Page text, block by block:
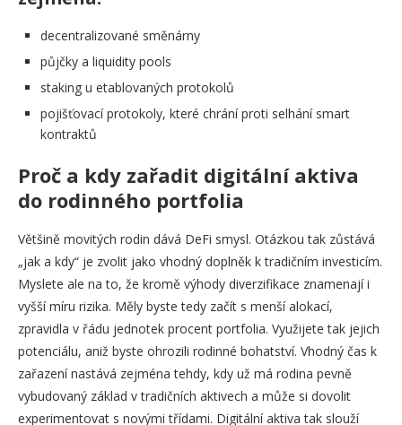
decentralizované směnárny
půjčky a liquidity pools
staking u etablovaných protokolů
pojišťovací protokoly, které chrání proti selhání smart
kontraktů
Proč a kdy zařadit digitální aktiva
do rodinného portfolia
Většině movitých rodin dává DeFi smysl. Otázkou tak zůstává
„jak a kdy“ je zvolit jako vhodný doplněk k tradičním investicím.
Myslete ale na to, že kromě výhody diverzifikace znamenají i
vyšší míru rizika. Měly byste tedy začít s menší alokací,
zpravidla v řádu jednotek procent portfolia. Využijete tak jejich
potenciálu, aniž byste ohrozili rodinné bohatství. Vhodný čas k
zařazení nastává zejména tehdy, kdy už má rodina pevně
vybudovaný základ v tradičních aktivech a může si dovolit
experimentovat s novými třídami. Digitální aktiva tak slouží